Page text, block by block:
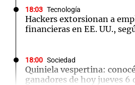
18:03 Tecnología
Hackers extorsionan a
financieras en EE. UU.,
18:00 Sociedad
Quiniela vespertina:
ganadores de hoy jueves 6